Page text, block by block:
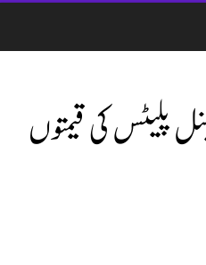
پلیٹس کی قیمتوں